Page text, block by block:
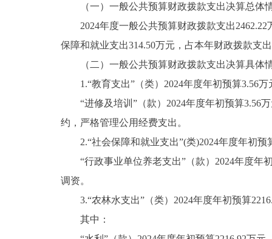
（一）一般公共预算财政拨款支出决算总体
2024年度一般公共预算财政拨款支出2462.22
保障和就业支出314.50万元，占本年财政拨款支
（二）一般公共预算财政拨款支出决算具体
1.“教育支出”（类）2024年度年初预算3.56万
“进修及培训”（款）2024年度年初预算3.56万
约，严格管理公用经费支出。
2.“社会保障和就业支出”(类)2024年度年初预
“行政事业单位养老支出”（款）2024年度年初
调资。
3.“农林水支出”（类）2024年度年初预算
其中：